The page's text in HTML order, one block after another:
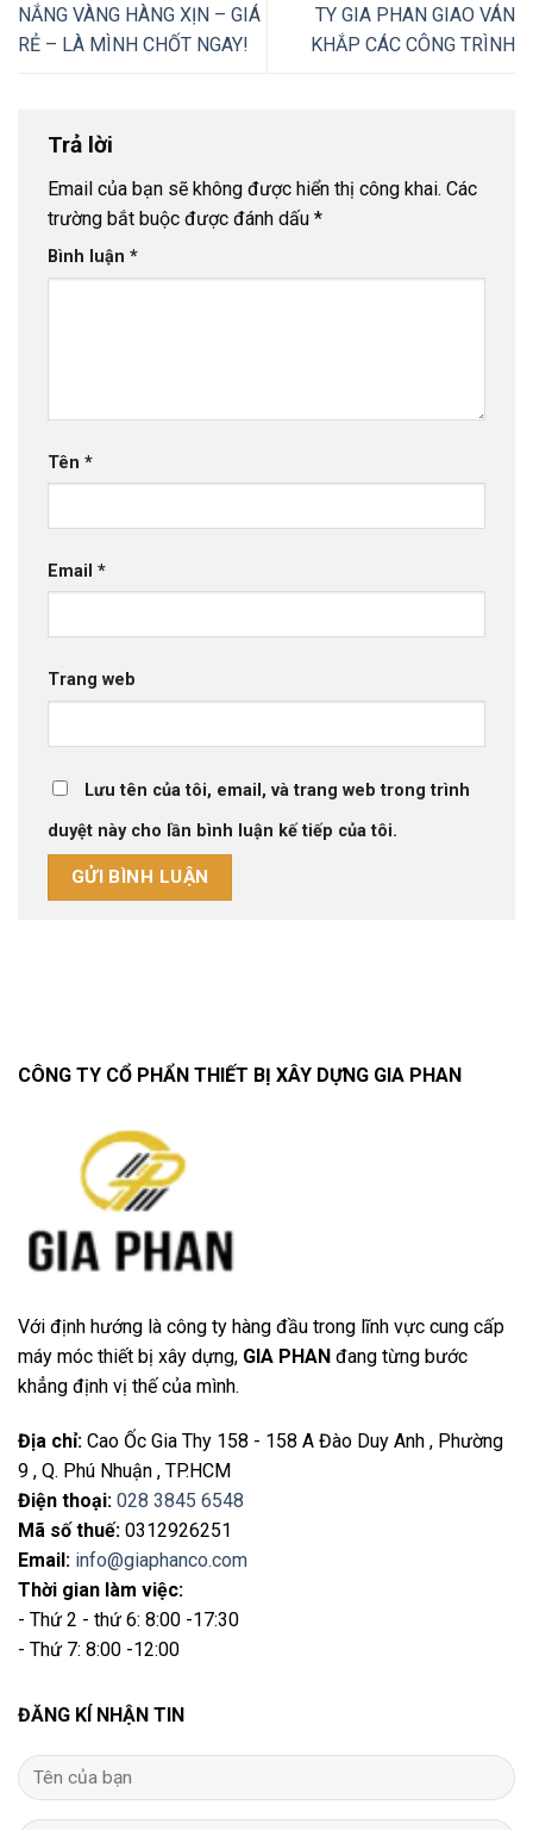
NẮNG VÀNG HÀNG XỊN – GIÁ
RẺ – LÀ MÌNH CHỐT NGAY!
TY GIA PHAN GIAO VÁN
KHẮP CÁC CÔNG TRÌNH
Trả lời
Email của bạn sẽ không được hiển thị công khai. Các
trường bắt buộc được đánh dấu *
Bình luận *
Tên *
Email *
Trang web
Lưu tên của tôi, email, và trang web trong trình
duyệt này cho lần bình luận kế tiếp của tôi.
CÔNG TY CỔ PHẨN THIẾT BỊ XÂY DỰNG GIA PHAN
Với định hướng là công ty hàng đầu trong lĩnh vực cung cấp
máy móc thiết bị xây dựng, GIA PHAN đang từng bước
khẳng định vị thế của mình.
Địa chỉ: Cao Ốc Gia Thy 158 - 158 A Đào Duy Anh , Phường
9 , Q. Phú Nhuận , TP.HCM
Điện thoại: 028 3845 6548
Mã số thuế: 0312926251
Email: info@giaphanco.com
Thời gian làm việc:
- Thứ 2 - thứ 6: 8:00 -17:30
- Thứ 7: 8:00 -12:00
ĐĂNG KÍ NHẬN TIN